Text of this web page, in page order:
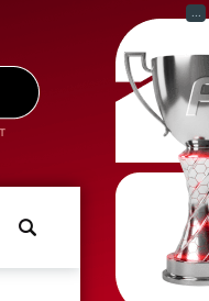
...